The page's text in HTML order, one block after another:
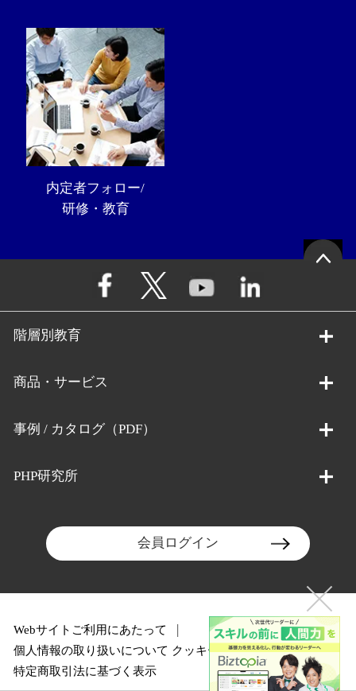
内定者フォロー/
研修・教育
階層別教育
商品・サービス
事例 / カタログ（PDF）
PHP研究所
会員ログイン
Webサイトご利用にあたって
個人情報の取り扱いについて クッキーポリシー
特定商取引法に基づく表示